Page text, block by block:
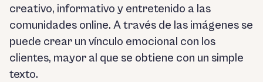
creativo, informativo y entretenido a las
comunidades online. A través de las imágenes se
puede crear un vínculo emocional con los
clientes, mayor al que se obtiene con un simple
texto.